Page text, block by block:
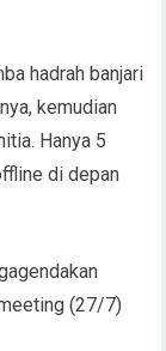
hadrah banjari
kemudian
Hanya 5
di depan
(27/7)